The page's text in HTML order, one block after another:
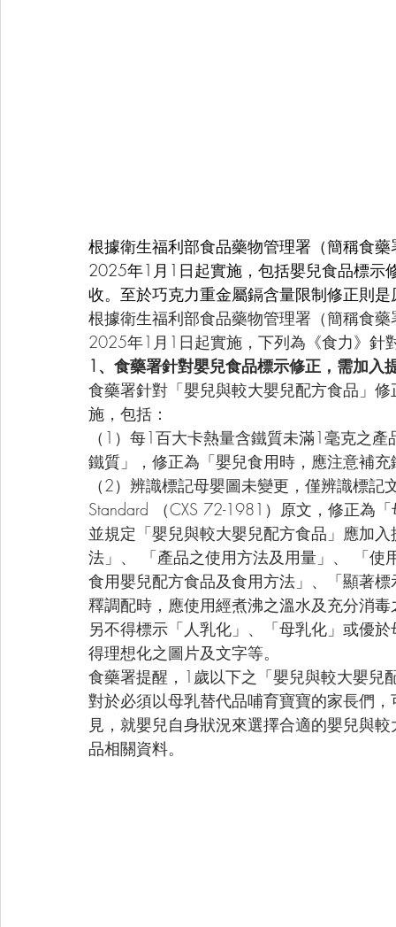
根據衛生福利部食品藥物管理署（簡稱食
2025年1月1日起實施，包括嬰兒食品標示
收。至於巧克力重金屬鎘含量限制修正則
根據衛生福利部食品藥物管理署（簡稱食
2025年1月1日起實施，下列為《食力》針
1、食藥署針對嬰兒食品標示修正，需加
食藥署針對「嬰兒與較大嬰兒配方食品」
施，包括：
（1）每1百大卡熱量含鐵質未滿1毫克之
鐵質」，修正為「嬰兒食用時，應注意補充
（2）辨識標記母嬰圖未變更，僅辨識標
Standard （CXS 72-1981）原文，修正為
並規定「嬰兒與較大嬰兒配方食品」應加
法」、 「產品之使用方法及用量」、 「
食用嬰兒配方食品及食用方法」、「顯著
釋調配時，應使用經煮沸之溫水及充分消
另不得標示「人乳化」、「母乳化」或優
得理想化之圖片及文字等。
食藥署提醒，1歲以下之「嬰兒與較大嬰兒
對於必須以母乳替代品哺育寶寶的家長們
見，就嬰兒自身狀況來選擇合適的嬰兒與
品相關資料。